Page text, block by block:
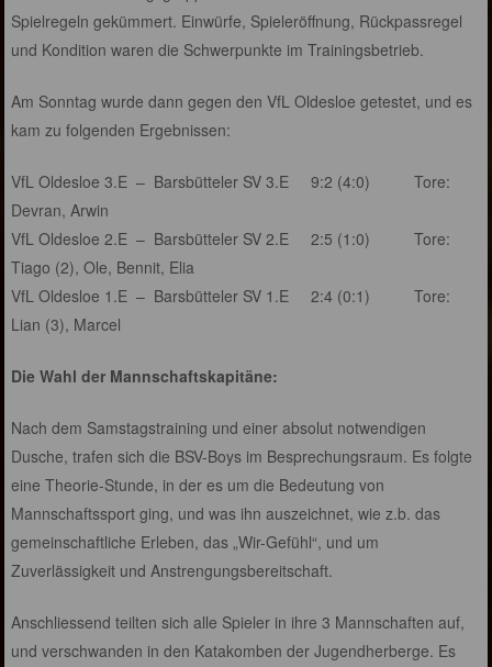
Spielregeln gekümmert. Einwürfe, Spieleröffnung, Rückpassregel
und Kondition waren die Schwerpunkte im Trainingsbetrieb.
Am Sonntag wurde dann gegen den VfL Oldesloe getestet, und es
kam zu folgenden Ergebnissen:
VfL Oldesloe 3.E – Barsbütteler SV 3.E 9:2 (4:0) Tore:
Devran, Arwin
VfL Oldesloe 2.E – Barsbütteler SV 2.E 2:5 (1:0) Tore:
Tiago (2), Ole, Bennit, Elia
VfL Oldesloe 1.E – Barsbütteler SV 1.E 2:4 (0:1) Tore:
Lian (3), Marcel
Die Wahl der Mannschaftskapitäne:
Nach dem Samstagstraining und einer absolut notwendigen
Dusche, trafen sich die BSV-Boys im Besprechungsraum. Es folgte
eine Theorie-Stunde, in der es um die Bedeutung von
Mannschaftssport ging, und was ihn auszeichnet, wie z.b. das
gemeinschaftliche Erleben, das „Wir-Gefühl“, und um
Zuverlässigkeit und Anstrengungsbereitschaft.
Anschliessend teilten sich alle Spieler in ihre 3 Mannschaften auf,
und verschwanden in den Katakomben der Jugendherberge. Es